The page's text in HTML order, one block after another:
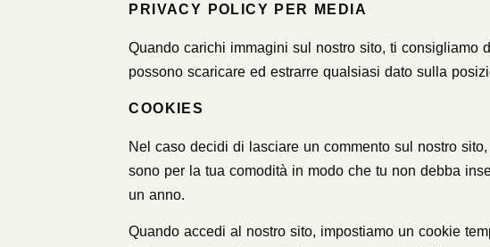
PRIVACY POLICY PER MEDIA
Quando carichi immagini sul nostro sito, ti
possono scaricare ed estrarre qualsiasi dato sulla
COOKIES
Nel caso decidi di lasciare un commento sul nostro
sono per la tua comodità in modo che tu non debba
un anno.
Quando accedi al nostro sito, impostiamo un cookie